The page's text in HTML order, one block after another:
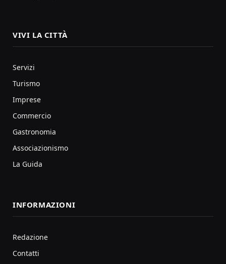
VIVI LA CITTÀ
Servizi
Turismo
Imprese
Commercio
Gastronomia
Associazionismo
La Guida
INFORMAZIONI
Redazione
Contatti